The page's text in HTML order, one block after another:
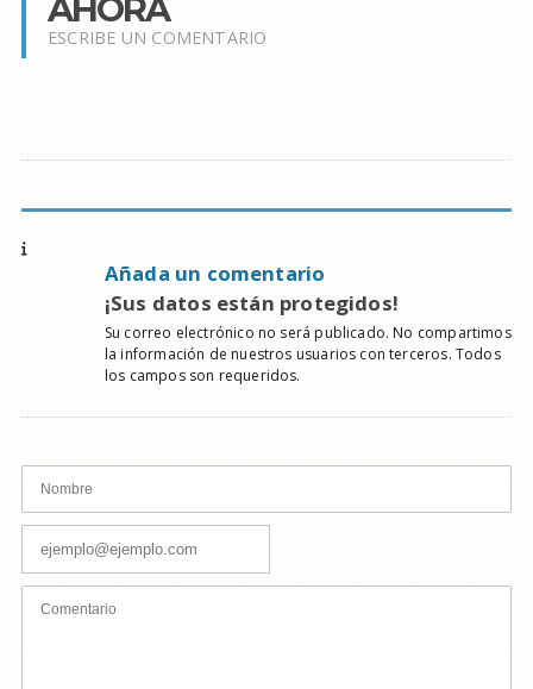
AHORA
ESCRIBE UN COMENTARIO
Añada un comentario
¡Sus datos están protegidos!
Su correo electrónico no será publicado. No compartimos
la información de nuestros usuarios con terceros. Todos
los campos son requeridos.